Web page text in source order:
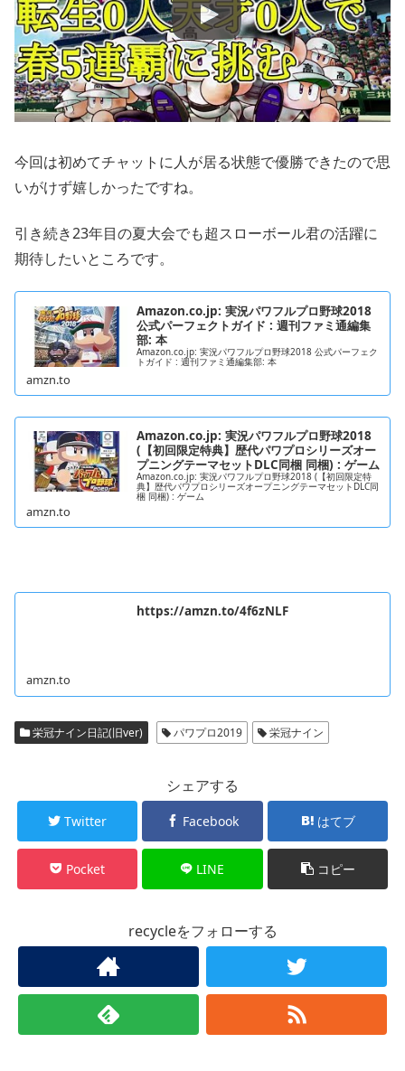
今回は初めてチャットに人が居る状態で優勝できたので思
いがけず嬉しかったですね。
引き続き23年目の夏大会でも超スローボール君の活躍に
期待したいところです。
Amazon.co.jp: 実況パワフルプロ野球2018
公式パーフェクトガイド : 週刊ファミ通編集
部: 本
Amazon.co.jp: 実況パワフルプロ野球2018 公式パーフェク
トガイド : 週刊ファミ通編集部: 本
amzn.to
Amazon.co.jp: 実況パワフルプロ野球2018
(【初回限定特典】歴代パワプロシリーズオー
プニングテーマセットDLC同梱 同梱) : ゲーム
Amazon.co.jp: 実況パワフルプロ野球2018 (【初回限定特
典】歴代パワプロシリーズオープニングテーマセットDLC同
梱 同梱) : ゲーム
amzn.to
https://amzn.to/4f6zNLF
amzn.to
栄冠ナイン日記(旧ver) パワプロ2019 栄冠ナイン
シェアする
Twitter Facebook はてブ
Pocket LINE コピー
recycleをフォローする